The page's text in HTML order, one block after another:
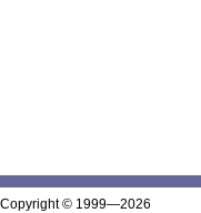
Copyright © 1999—2026